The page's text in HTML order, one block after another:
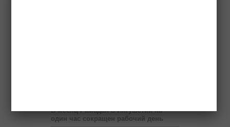
В месяц Рамадан в Ингушетии на
один час сокращен рабочий день